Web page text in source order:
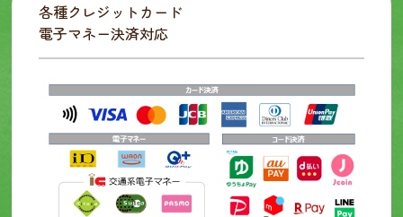
各種クレジットカード
電子マネー決済対応